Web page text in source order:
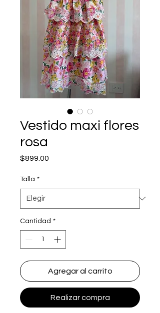
Vestido maxi flores
rosa
$899.00
Talla *
Cantidad *
Agregar al carrito
Realizar compra